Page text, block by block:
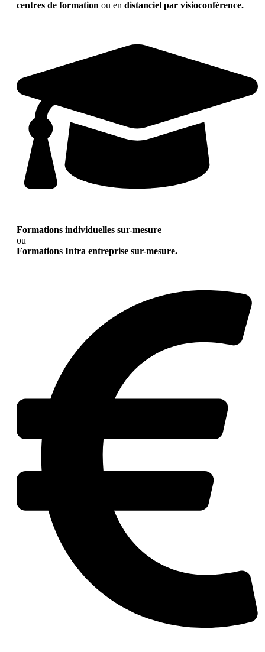
centres de formation ou en distanciel par visioconférence.
Formations individuelles sur-mesure
ou
Formations Intra entreprise sur-mesure.